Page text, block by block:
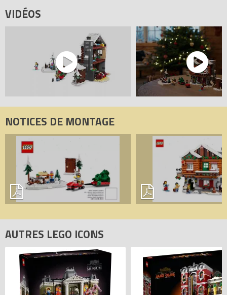
VIDÉOS
NOTICES DE MONTAGE
AUTRES LEGO ICONS